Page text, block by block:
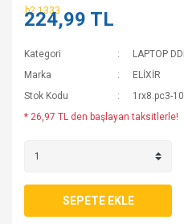
224,99 TL
Kategori
LAPTOP
Marka
ELİXİR
Stok Kodu
1rx8.pc3-
* 26,97 TL den başlayan taksitlerle!
SEPETE EKLE